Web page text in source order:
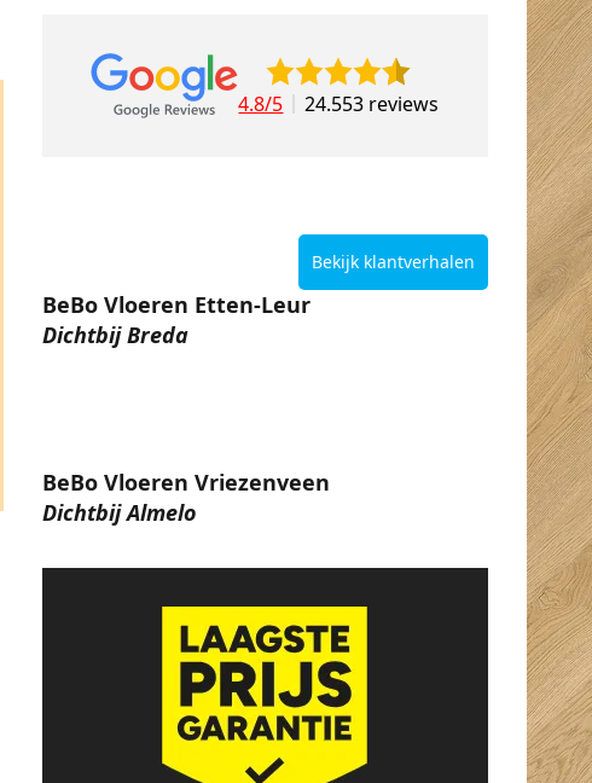
4.8/5 24.553 reviews
Bekijk klantverhalen
BeBo Vloeren Etten-Leur
Dichtbij Breda
BeBo Vloeren Vriezenveen
Dichtbij Almelo